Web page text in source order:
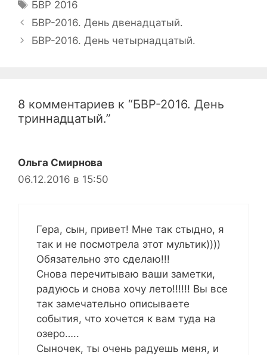
Метки
БВР 2016
Навигация
записи
БВР-2016. День двенадцатый.
БВР-2016. День четырнадцатый.
8 комментариев к “БВР-2016. День
триннадцатый.”
Ольга Смирнова
06.12.2016 в 15:50
Гера, сын, привет! Мне так стыдно, я
так и не посмотрела этот мультик))))
Обязательно это сделаю!!!
Снова перечитываю ваши заметки,
радуюсь и снова хочу лето!!!!!! Вы все
так замечательно описываете
события, что хочется к вам туда на
озеро…..
Сыночек, ты очень радуешь меня, и